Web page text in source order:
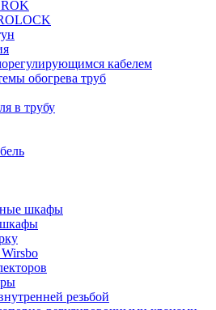
кабелем
обогрева труб
в трубу
шкафы
шкафы
резьбой